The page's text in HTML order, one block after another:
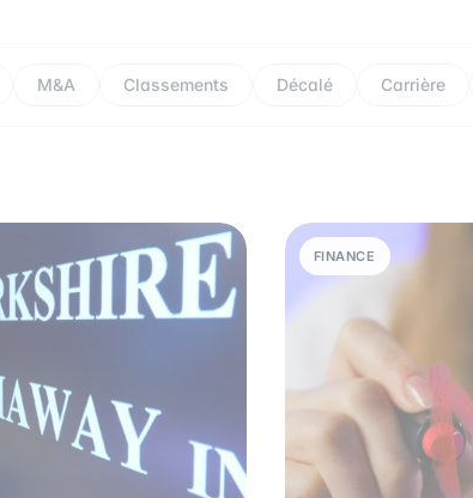
M&A Classements Décalé Carrière
FINANCE